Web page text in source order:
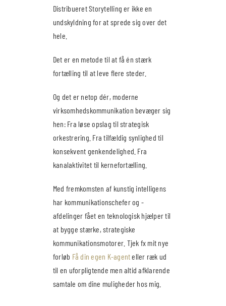
Distribueret Storytelling er ikke en
undskyldning for at sprede sig over det
hele.
Det er en metode til at få én stærk
fortælling til at leve flere steder.
Og det er netop dér, moderne
virksomhedskommunikation bevæger sig
hen: Fra løse opslag til strategisk
orkestrering. Fra tilfældig synlighed til
konsekvent genkendelighed. Fra
kanalaktivitet til kernefortælling.
Med fremkomsten af kunstig intelligens
har kommunikationschefer og -
afdelinger fået en teknologisk hjælper til
at bygge stærke, strategiske
kommunikationsmotorer. Tjek fx mit nye
forløb Få din egen K-agenteller ræk ud
til en uforpligtende men altid afklarende
samtale om dine muligheder hos mig.